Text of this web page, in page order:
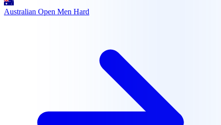
Australian Open Men Hard